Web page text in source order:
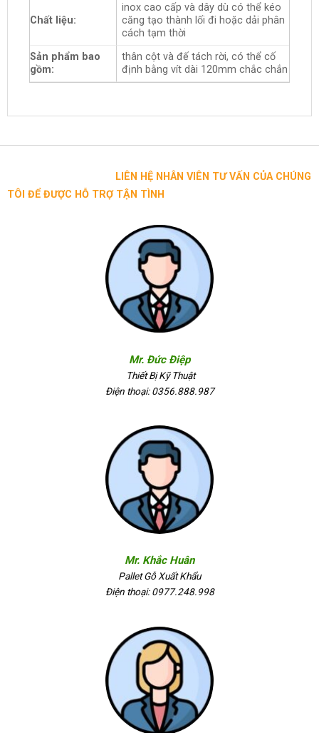
Chất liệu:
inox cao cấp và dây dù có thể kéo
căng tạo thành lối đi hoặc dải phân
cách tạm thời
Sản phẩm bao
gồm:
thân cột và đế tách rời, có thể cố
định bằng vít dài 120mm chắc chắn
LIÊN HỆ NHÂN VIÊN TƯ VẤN CỦA CHÚNG
TÔI ĐỂ ĐƯỢC HỖ TRỢ TẬN TÌNH
Mr. Đức Điệp
Thiết Bị Kỹ Thuật
Điện thoại: 0356.888.987
Mr. Khắc Huân
Pallet Gỗ Xuất Khẩu
Điện thoại: 0977.248.998